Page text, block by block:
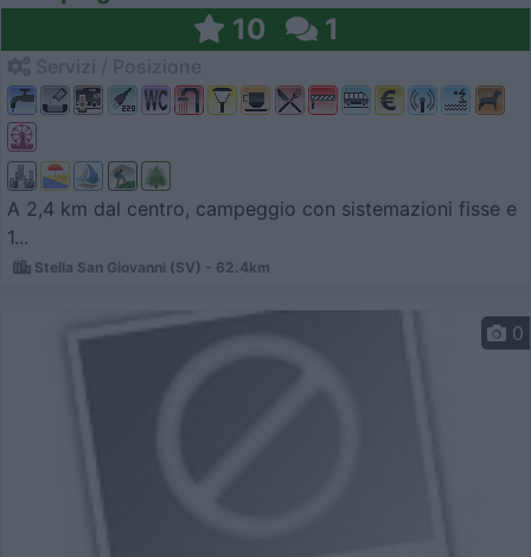
10 1
A 2,4 km dal centro, campeggio con sistemazioni fisse e
1...
Stella San Giovanni (SV) - 62.4km
0